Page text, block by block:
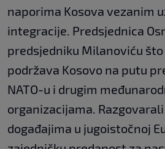
naporima Kosova vezanim
integracije. Predsjednica
predsjedniku Milanoviću
podržava Kosovo na putu
NATO-u i drugim
organizacijama.
događajima u jugoistočnoj